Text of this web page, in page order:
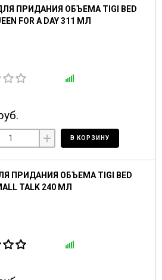
ПРИДАНИЯ ОБЪЕМА TIGI BED
FOR A DAY 311 МЛ
+ В КОРЗИНУ
ПРИДАНИЯ ОБЪЕМА TIGI BED
TALK 240 МЛ